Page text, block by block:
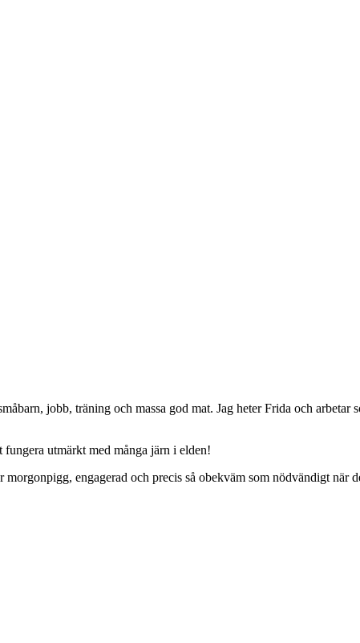
jobb, träning och massa god mat. Jag heter Frida och
utmärkt med många järn i elden!
engagerad och precis så obekväm som nödvändigt när